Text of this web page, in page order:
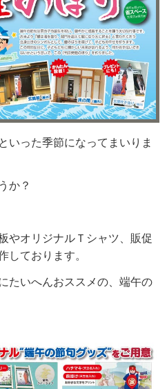
いった季節になってまいりま
か？
やオリジナルＴシャツ、販促
しております。
たいへんおススメの、端午の